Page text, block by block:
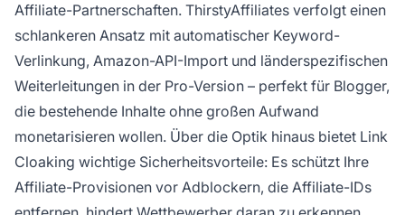
Affiliate-Partnerschaften. ThirstyAffiliates verfolgt einen
schlankeren Ansatz mit automatischer Keyword-
Verlinkung, Amazon-API-Import und länderspezifischen
Weiterleitungen in der Pro-Version – perfekt für Blogger,
die bestehende Inhalte ohne großen Aufwand
monetarisieren wollen. Über die Optik hinaus bietet Link
Cloaking wichtige Sicherheitsvorteile: Es schützt Ihre
Affiliate-Provisionen vor Adblockern, die Affiliate-IDs